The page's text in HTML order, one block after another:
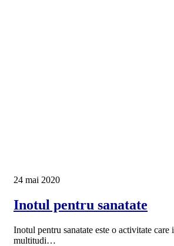
24 mai 2020
Inotul pentru sanatate
Inotul pentru sanatate este o activitate care
multitudi…